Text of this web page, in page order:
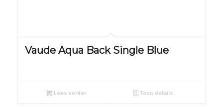
Vaude Aqua Back Single Blue
Lees verder Toon details